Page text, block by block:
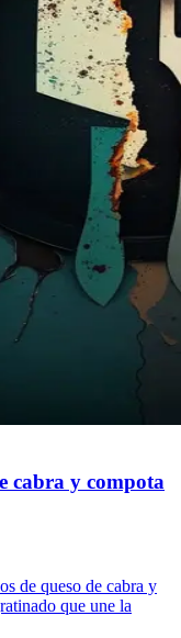
cabra y compota
de queso de cabra y
que une la